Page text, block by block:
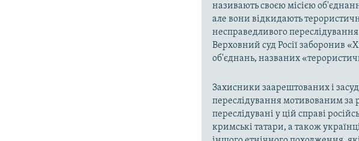
називають своєю місією
але вони відкидають
несправедливого
Верховний суд Росії заборонив
об'єднань, названих
Захисники заарештованих і
переслідування мотивованим за
переслідувані у цій справі
кримські татари, а також